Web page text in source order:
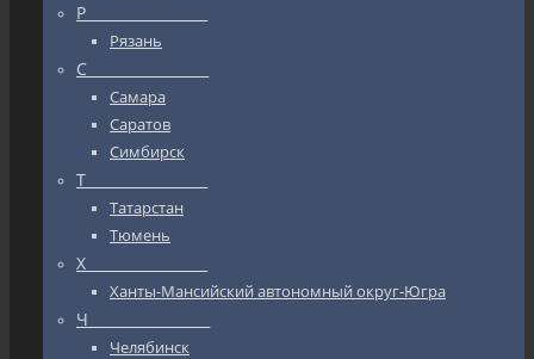
Р_________________
Рязань
С_________________
Самара
Саратов
Симбирск
Т_________________
Татарстан
Тюмень
Х_________________
Ханты-Мансийский автономный округ-Югра
Ч_________________
Челябинск